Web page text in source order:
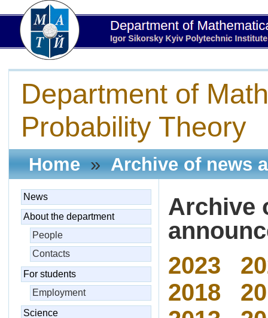
Department of
Probability Theory
Home » Archive of news
News
About the department
People
Contacts
For students
Employment
Science
Archive
2023
2018